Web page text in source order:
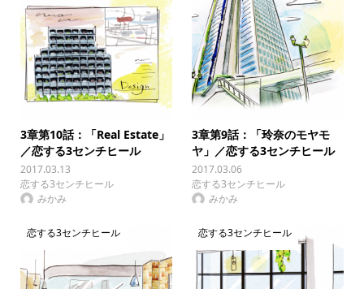
3章第10話：「Real Estate」
／恋する3センチヒール
2017.03.13
恋する3センチヒール
みかみ
3章第9話：「玲奈のモヤモ
ヤ」／恋する3センチヒール
2017.03.06
恋する3センチヒール
みかみ
恋する3センチヒール 恋する3センチヒール